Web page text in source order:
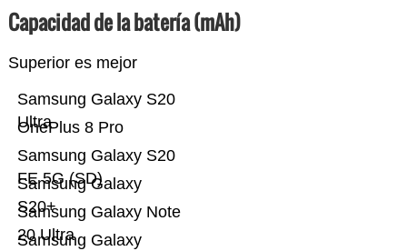
Capacidad de la batería (mAh)
Superior es mejor
Samsung Galaxy
Samsung Galaxy Note
20 Ultra
Samsung Galaxy
S20+
Samsung Galaxy S20
FE 5G (SD)
OnePlus 8 Pro
Samsung Galaxy S20
Ultra